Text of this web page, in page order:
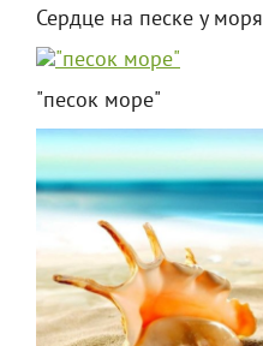
Сердце на песке у моря
"песок море"